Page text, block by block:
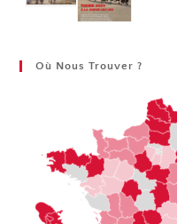
Où Nous Trouver ?